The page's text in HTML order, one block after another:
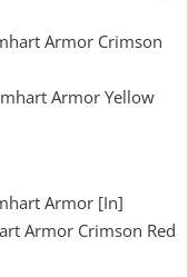
Armor Crimson
Armor Yellow
Armor [In]
Armor Crimson Red